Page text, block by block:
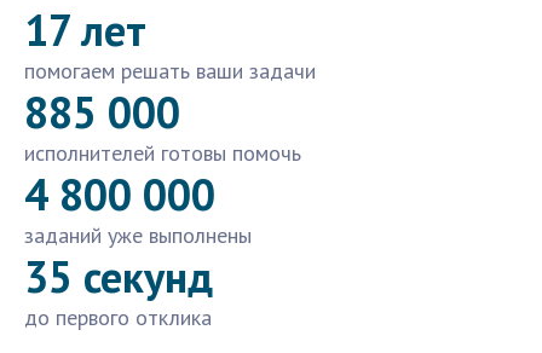
17 лет
помогаем решать ваши задачи
885 000
исполнителей готовы помочь
4 800 000
заданий уже выполнены
35 секунд
до первого отклика